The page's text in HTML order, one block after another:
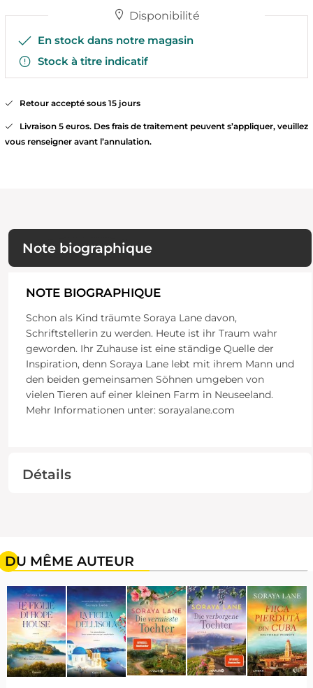
Disponibilité
En stock dans notre magasin
Stock à titre indicatif
Retour accepté sous 15 jours
Livraison 5 euros. Des frais de traitement peuvent s’appliquer, veuillez
vous renseigner avant l’annulation.
Note biographique
NOTE BIOGRAPHIQUE
Schon als Kind träumte Soraya Lane davon,
Schriftstellerin zu werden. Heute ist ihr Traum wahr
geworden. Ihr Zuhause ist eine ständige Quelle der
Inspiration, denn Soraya Lane lebt mit ihrem Mann und
den beiden gemeinsamen Söhnen umgeben von
vielen Tieren auf einer kleinen Farm in Neuseeland.
Mehr Informationen unter: sorayalane.com
Détails
DU MÊME AUTEUR